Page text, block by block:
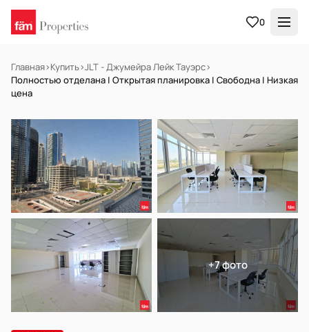
0
Главная›Купить›JLT - Джумейра Лейк Тауэрс›
Полностью отделана | Открытая планировка | Свободна | Низкая
цена
В АРЕНДУ Готов к заселению
+7 фото